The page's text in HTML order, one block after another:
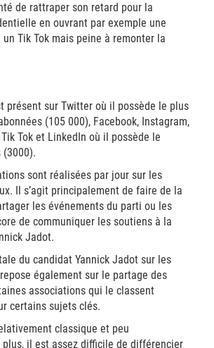
de rattraper son retard pour la
en ouvrant par exemple une
Tik Tok mais peine à remonter la
présent sur Twitter où il possède le plus
(105 000), Facebook, Instagram,
Tik Tok et LinkedIn où il possède le
(3000).
sont réalisées par jour sur les
Il s’agit principalement de faire de la
les événements du parti ou les
de communiquer les soutiens à la
Jadot.
du candidat Yannick Jadot sur les
également sur le partage des
associations qui le classent
certains sujets clés.
classique et peu
il est assez difficile de différencier